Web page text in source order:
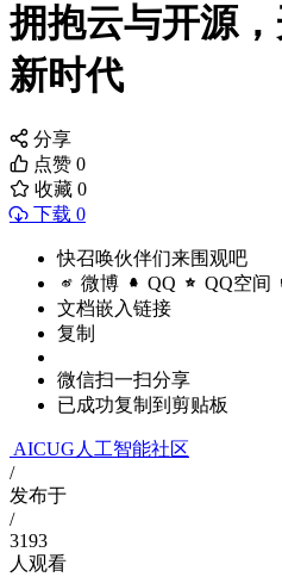
拥抱云与开源
新时代
分享
点赞 0
收藏 0
下载 0
快召唤伙伴们来围观吧
微博 QQ QQ空间
文档嵌入链接
复制
微信扫一扫分享
已成功复制到剪贴板
AICUG人工智能社区
/
发布于
/
3193
人观看